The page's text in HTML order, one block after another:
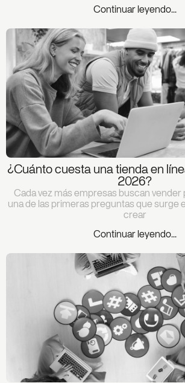
Continuar leyendo...
¿Cuánto cuesta una tienda en
2026?
Cada vez más empresas buscan
una de las primeras preguntas que surge
crear
Continuar leyendo...